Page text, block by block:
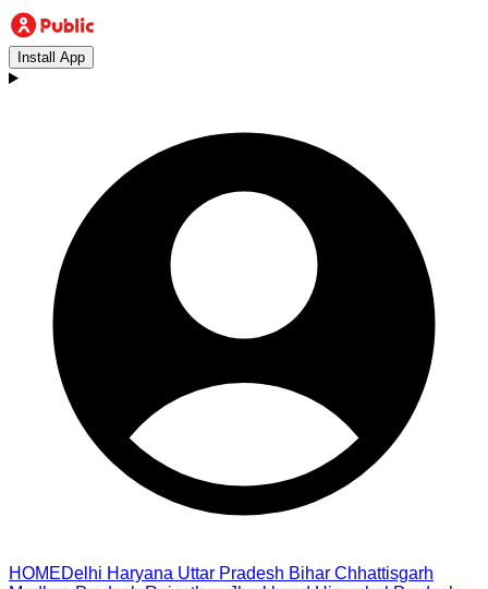
Install App
HOMEDelhi Haryana Uttar Pradesh Bihar Chhattisgarh